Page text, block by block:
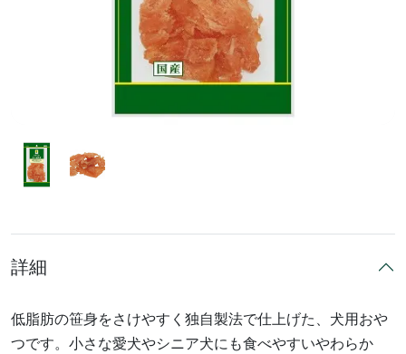
詳細
低脂肪の笹身をさけやすく独自製法で仕上げた、犬用おや
つです。小さな愛犬やシニア犬にも食べやすいやわらか